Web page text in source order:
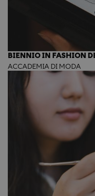
BIENNIO IN FASHION
ACCADEMIA DI MODA